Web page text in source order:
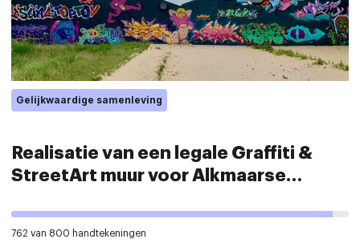
Gelijkwaardige samenleving
Realisatie van een legale Graffiti &
StreetArt muur voor Alkmaarse
762 van 800 handtekeningen